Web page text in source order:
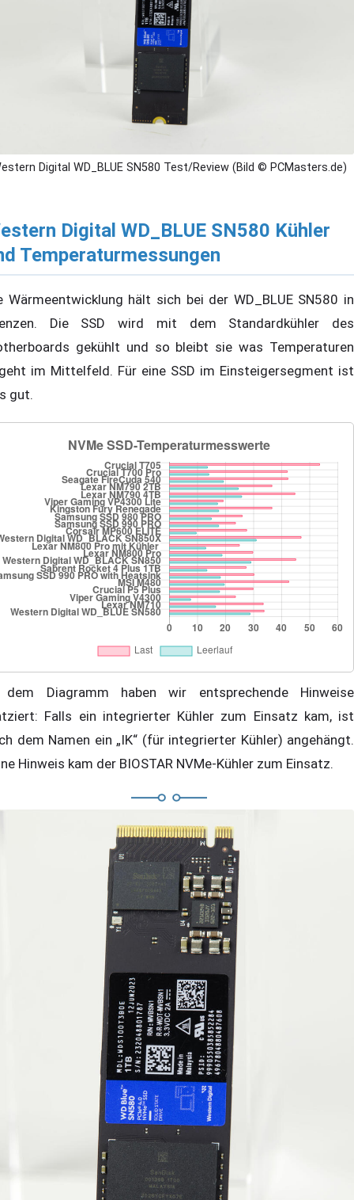
Digital WD_BLUE SN580 Test/Review (Bild © PCMasters.de)
Digital WD_BLUE SN580 Kühler
Temperaturmessungen
Wärmeentwicklung hält sich bei der WD_BLUE SN580 in
Die SSD wird mit dem Standardkühler des
gekühlt und so bleibt sie was Temperaturen
im Mittelfeld. Für eine SSD im Einsteigersegment ist
gut.
Diagramm haben wir entsprechende Hinweise
Falls ein integrierter Kühler zum Einsatz kam, ist
dem Namen ein „IK“ (für integrierter Kühler) angehängt.
Hinweis kam der BIOSTAR NVMe-Kühler zum Einsatz.